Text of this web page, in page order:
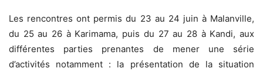
Les rencontres ont permis du 23 au 24 juin à Malanville,
du 25 au 26 à Karimama, puis du 27 au 28 à Kandi, aux
différentes parties prenantes de mener une série
d’activités notamment : la présentation de la situation